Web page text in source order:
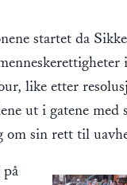
startet da
like etter
ut i gatene med
om sin rett til